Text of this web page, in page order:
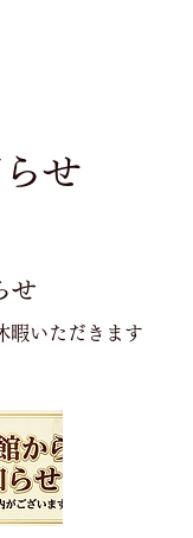
せ
せ
暇いただきます